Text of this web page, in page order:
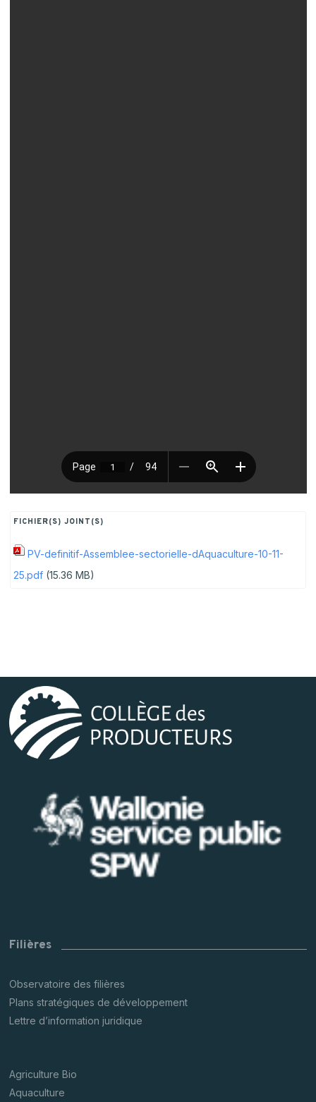
FICHIER(S) JOINT(S)
PV-definitif-Assemblee-sectorielle-dAquaculture-10-11-
25.pdf (15.36 MB)
Filières
Observatoire des filières
Plans stratégiques de développement
Lettre d’information juridique
Agriculture Bio
Aquaculture